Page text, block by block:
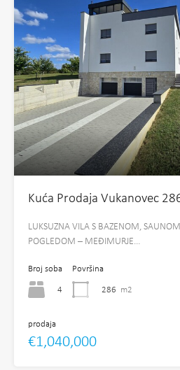
Kuća Prodaja Vukanovec
LUKSUZNA VILA S BAZENOM,
POGLEDOM – MEĐIMURJE…
Broj soba
4
Površina
286 m2
prodaja
€1,040,000